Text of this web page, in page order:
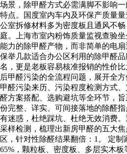
场景，除甲醛方式必需满脚不影响
特点。国度室内车内及环保产质量
公室拆修材料多为密度板且通风不
庭。上海市室内粉饰质量监视查验
能力的除甲醛产物，而非简单的电
保举几款适合办公区利用的除甲醛
名，更是老板容易核准报销的性价
后甲醛污染的全流程问题，展开全
甲醛污染来历、污染程度检测方式
醛方案搭配、选购避坑等全环节，
份完整、详实、可间接落地的除醛
有迷惑，杜绝踩坑、杜绝无效消费
采样检测，梳理出新房甲醛的五大
区，针对性除醛结果翻倍：1。 定
65%，颗粒板、密度板、多层实木